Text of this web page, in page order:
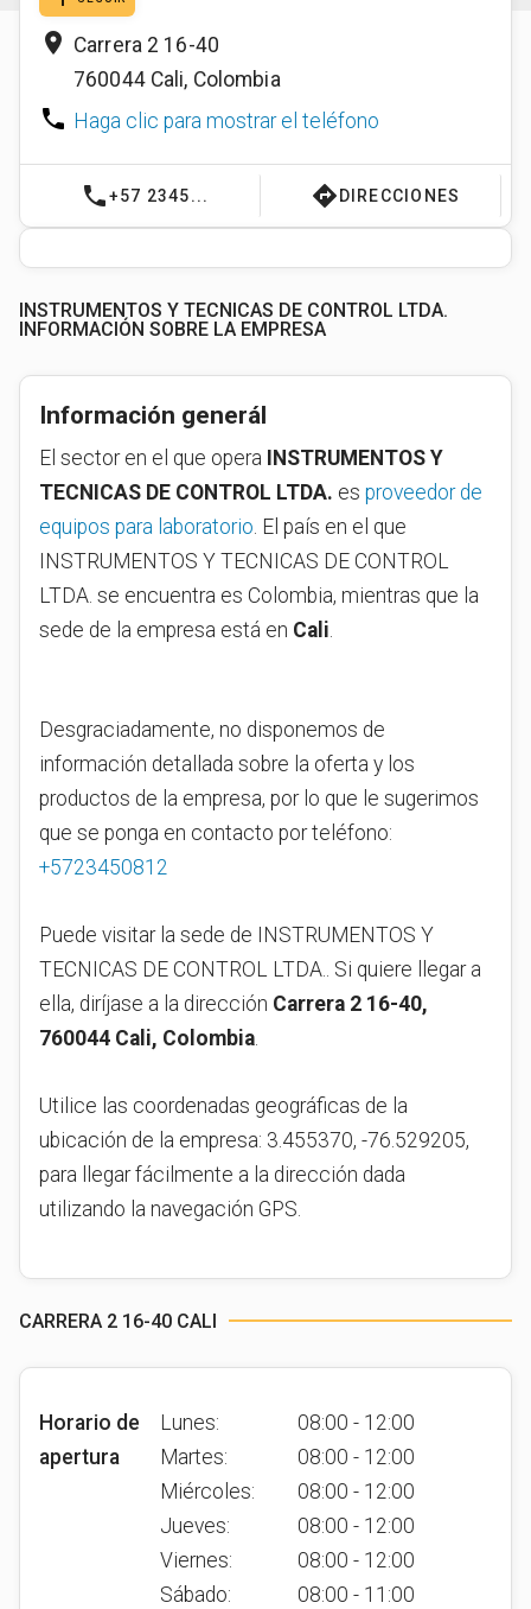
place Carrera 2 16-40
760044 Cali, Colombia
phone Haga clic para mostrar el teléfono
phone+57 2345... directions DIRECCIONES
INSTRUMENTOS Y TECNICAS DE CONTROL LTDA.
INFORMACIÓN SOBRE LA EMPRESA
Información generál
El sector en el que opera
INSTRUMENTOS Y
TECNICAS DE CONTROL LTDA. es proveedor de
equipos para laboratorio. El país en el que
INSTRUMENTOS Y TECNICAS DE CONTROL
LTDA. se encuentra es Colombia, mientras que la
sede de la empresa está en Cali.
Desgraciadamente, no disponemos de
información detallada sobre la oferta y los
productos de la empresa, por lo que le sugerimos
que se ponga en contacto por teléfono:
+5723450812
Puede visitar la sede de INSTRUMENTOS Y
TECNICAS DE CONTROL LTDA.. Si quiere llegar a
ella, diríjase a la dirección Carrera 2 16-40,
760044 Cali, Colombia
Utilice las coordenadas geográficas de la
ubicación de la empresa: 3.455370, -76.529205,
para llegar fácilmente a la dirección dada
utilizando la navegación GPS.
CARRERA 2 16-40 CALI
Horario de
apertura
Lunes:
08:00 - 12:00
Martes:
08:00 - 12:00
Miércoles:
08:00 - 12:00
Jueves:
08:00 - 12:00
Viernes:
08:00 - 12:00
Sábado:
08:00 - 11:00